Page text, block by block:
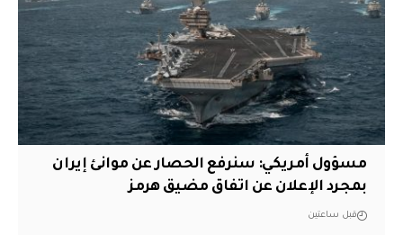
مسؤول أمريكي: سنرفع الحصار عن موانئ إيران
بمجرد الإعلان عن اتفاق مضيق هرمز
قبل ساعتين